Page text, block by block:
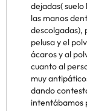
dejadas(
las manos
descolgadas),
pelusa y el
ácaros y al
cuanto al
muy
dando
intentábamos